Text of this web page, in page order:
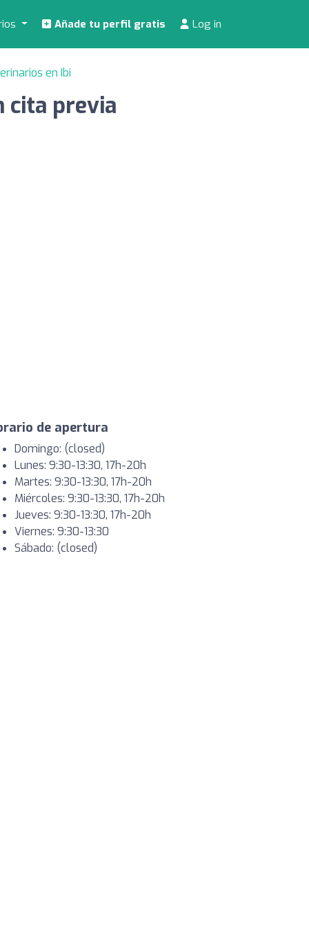
Añade tu perfil gratis Log in
en Ibi
cita previa
de apertura
Domingo: (closed)
Lunes: 9:30-13:30, 17h-20h
Martes: 9:30-13:30, 17h-20h
Miércoles: 9:30-13:30, 17h-20h
Jueves: 9:30-13:30, 17h-20h
Viernes: 9:30-13:30
Sábado: (closed)